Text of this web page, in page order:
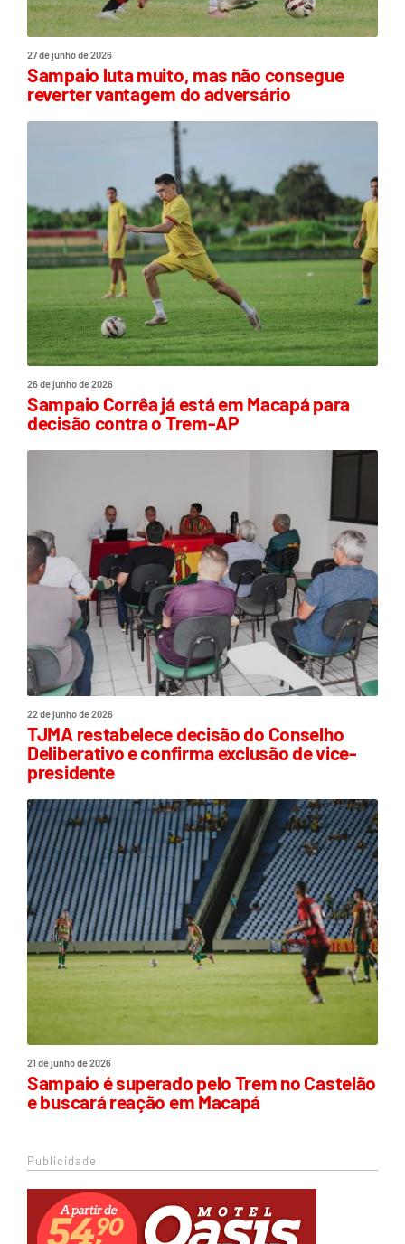
27 de junho de 2026
Sampaio luta muito, mas não consegue
reverter vantagem do adversário
26 de junho de 2026
Sampaio Corrêa já está em Macapá para
decisão contra o Trem-AP
22 de junho de 2026
TJMA restabelece decisão do Conselho
Deliberativo e confirma exclusão de vice-
presidente
21 de junho de 2026
Sampaio é superado pelo Trem no Castelão
e buscará reação em Macapá
Publicidade